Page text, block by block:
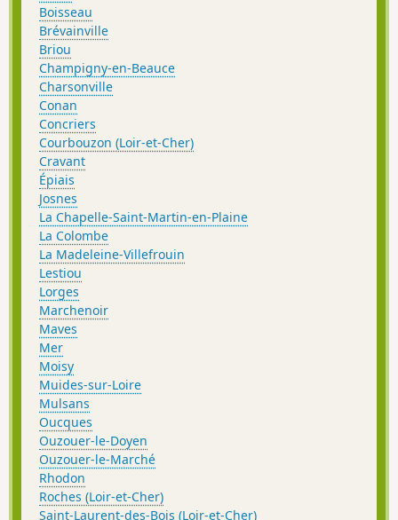
Boisseau
Brévainville
Briou
Champigny-en-Beauce
Charsonville
Conan
Concriers
Courbouzon (Loir-et-Cher)
Cravant
Épiais
Josnes
La Chapelle-Saint-Martin-en-Plaine
La Colombe
La Madeleine-Villefrouin
Lestiou
Lorges
Marchenoir
Maves
Mer
Moisy
Muides-sur-Loire
Mulsans
Oucques
Ouzouer-le-Doyen
Ouzouer-le-Marché
Rhodon
Roches (Loir-et-Cher)
Saint-Laurent-des-Bois (Loir-et-Cher)